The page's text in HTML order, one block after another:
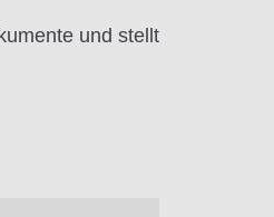
und stellt